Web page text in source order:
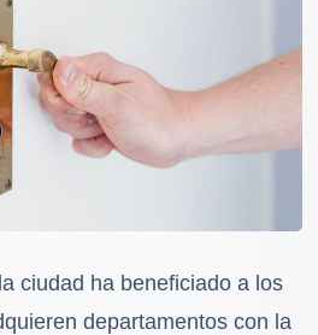
ciudad ha beneficiado a los
departamentos con la